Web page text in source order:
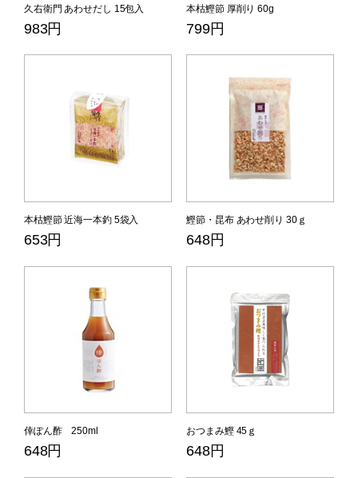
久右衛門 あわせだし 15包入
983円
本枯鰹節 厚削り 60g
799円
本枯鰹節 近海一本釣 5袋入
653円
鰹節・昆布 あわせ削り 30ｇ
648円
倖ぽん酢 250ml
648円
おつまみ鰹 45ｇ
648円